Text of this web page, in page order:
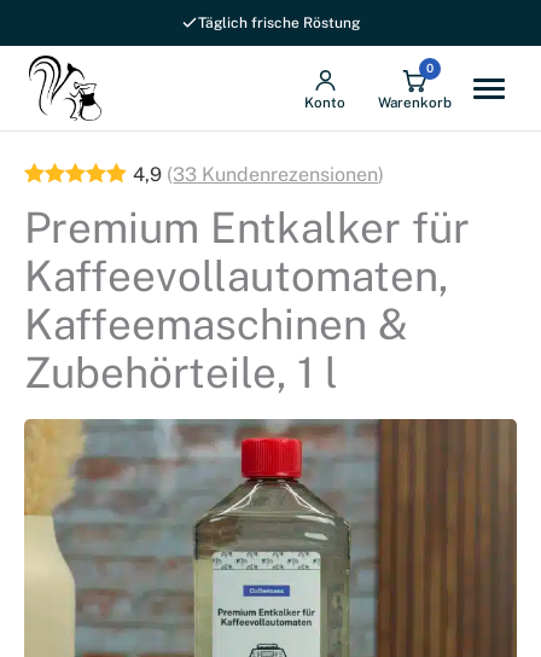
Täglich frische Röstung
Konto
0
Warenkorb
4,9 (33 Kundenrezensionen)
Premium Entkalker für
Kaffeevollautomaten,
Kaffeemaschinen &
Zubehörteile, 1 l
Menge